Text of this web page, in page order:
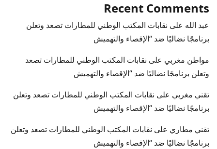
Recent Comments
عبد الله على نقابات المكتب الوطني للمطارات تصعد وتعلن
برنامجًا نضاليًا ضد “الإقصاء والتهميش
مواطن مغربي على نقابات المكتب الوطني للمطارات تصعد
وتعلن برنامجًا نضاليًا ضد “الإقصاء والتهميش
تقني مغربي على نقابات المكتب الوطني للمطارات تصعد وتعلن
برنامجًا نضاليًا ضد “الإقصاء والتهميش
تقني مطاري على نقابات المكتب الوطني للمطارات تصعد وتعلن
برنامجًا نضاليًا ضد “الإقصاء والتهميش